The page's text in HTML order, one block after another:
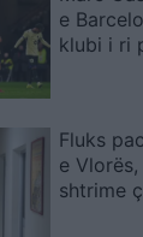
e
klubi i ri
Fluks
e
shtrime